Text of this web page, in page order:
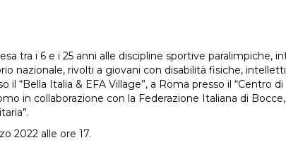
tra i 6 e i 25 anni alle discipline sportive paralimpiche,
nazionale, rivolti a giovani con disabilità fisiche,
“Bella Italia & EFA Village”, a Roma presso il “Centro di
in collaborazione con la Federazione Italiana di
2022 alle ore 17.